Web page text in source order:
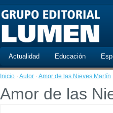
Actualidad Educación
Inicio · Autor · Amor de las Nieves Martín
Amor de las